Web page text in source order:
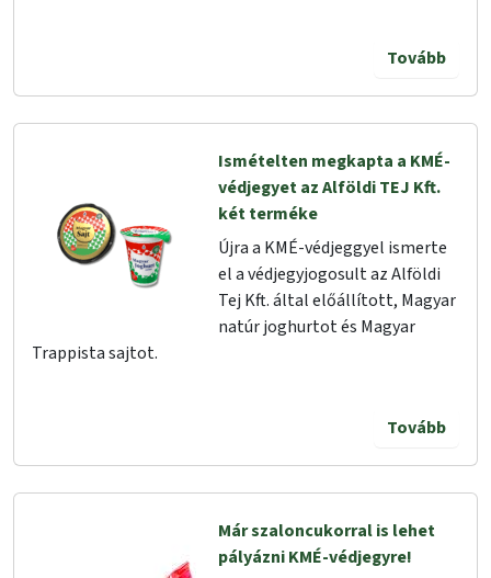
Tovább
Ismételten megkapta a KMÉ-
védjegyet az Alföldi TEJ Kft.
két terméke
Újra a KMÉ-védjeggyel ismerte
el a védjegyjogosult az Alföldi
Tej Kft. által előállított, Magyar
natúr joghurtot és Magyar
Trappista sajtot.
Tovább
Már szaloncukorral is lehet
pályázni KMÉ-védjegyre!